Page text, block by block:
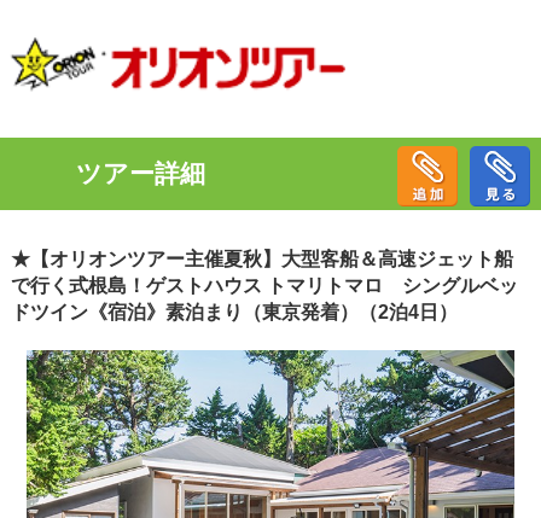
ツアー詳細
★【オリオンツアー主催夏秋】大型客船＆高速ジェット船
で行く式根島！ゲストハウス トマリトマロ シングルベッ
ドツイン《宿泊》素泊まり（東京発着）（2泊4日）